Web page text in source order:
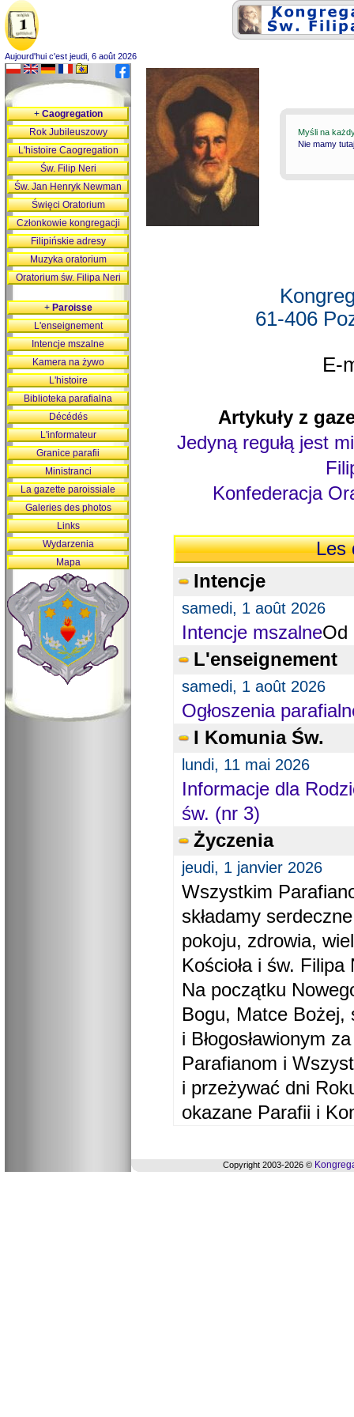
Aujourd'hui c'est jeudi, 6 août 2026
Myśli na
Nie mamy
61-406
E-
Artykuły z
Jedyną regułą jest
Konfederacja
Les
Intencje
samedi, 1 août 2026
Intencje mszalneOd
L'enseignement
samedi, 1 août 2026
Ogłoszenia
I Komunia Św.
lundi, 11 mai 2026
Informacje dla
św. (nr 3)
Życzenia
jeudi, 1 janvier 2026
Wszystkim
składamy
pokoju, zdrowia,
Kościoła i św. Filipa
Na początku
Bogu, Matce Bożej,
i Błogosławionym
Parafianom i
i przeżywać dni
okazane Parafii i
+Caogregation
Rok Jubileuszowy
L'histoire Caogregation
Św. Filip Neri
Św. Jan Henryk Newman
Święci Oratorium
Członkowie kongregacji
Filipińskie adresy
Muzyka oratorium
Oratorium św. Filipa Neri
+Paroisse
L'enseignement
Intencje mszalne
Kamera na żywo
L'histoire
Biblioteka parafialna
Décédés
L'informateur
Granice parafii
Ministranci
La gazette paroissiale
Galeries des photos
Links
Wydarzenia
Mapa
Copyright 2003-2026 ©